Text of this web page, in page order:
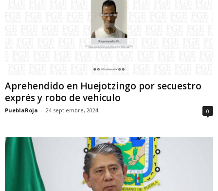
Aprehendido en Huejotzingo por secuestro
exprés y robo de vehículo
PueblaRoja - 24 septiembre, 2024 0